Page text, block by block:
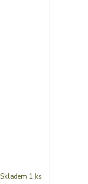
Skladem 1 ks